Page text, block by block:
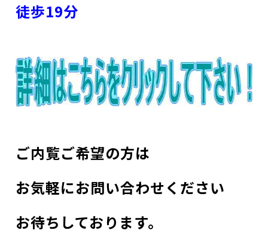
徒歩19分
ご内覧ご希望の方は
お気軽にお問い合わせください
お待ちしております。